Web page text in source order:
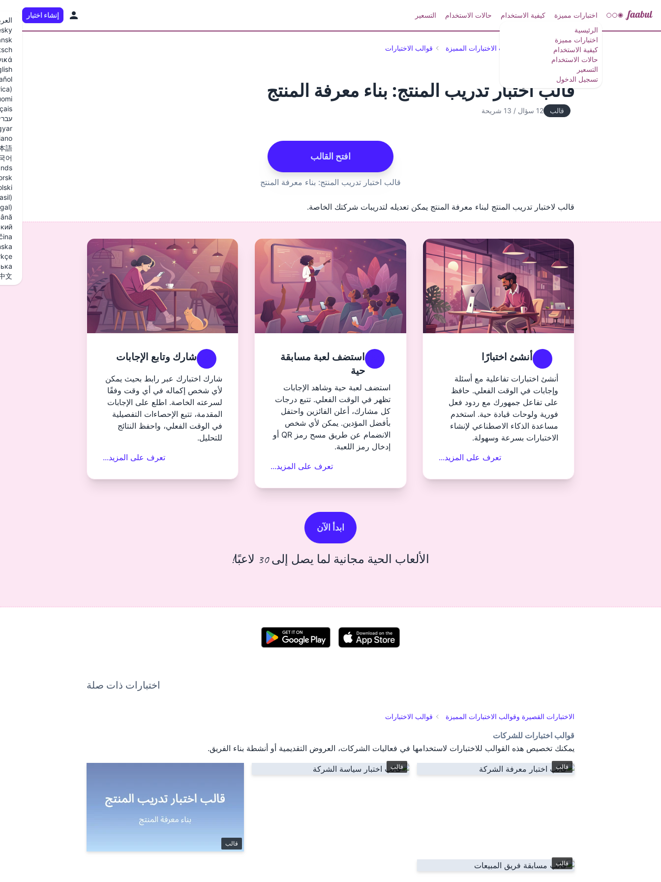
الرئيسية
اختبارات مميزة
كيفية الاستخدام
حالات الاستخدام
التسعير
تسجيل الدخول
اختبارات مميزة كيفية الاستخدام حالات الاستخدام التسعير إنشاء اختبار
語
어
文
الاختبارات القصيرة وقوالب الاختبارات المميزة قوالب الاختبارات
قالب اختبار تدريب المنتج: بناء معرفة المنتج
قالب 12 سؤال / 13 شريحة
افتح القالب
قالب اختبار تدريب المنتج: بناء معرفة المنتج
قالب لاختبار تدريب المنتج لبناء معرفة المنتج يمكن تعديله لتدريبات شركتك الخاصة.
أنشئ اختبارًا
أنشئ اختبارات تفاعلية مع أسئلة
وإجابات في الوقت الفعلي. حافظ
على تفاعل جمهورك مع ردود فعل
فورية ولوحات قيادة حية. استخدم
مساعدة الذكاء الاصطناعي لإنشاء
الاختبارات بسرعة وسهولة.
تعرف على المزيد...
استضف لعبة مسابقة
حية
استضف لعبة حية وشاهد الإجابات
تظهر في الوقت الفعلي. تتبع درجات
كل مشارك، أعلن الفائزين واحتفل
بأفضل المؤدين. يمكن لأي شخص
الانضمام عن طريق مسح رمز QR أو
إدخال رمز اللعبة.
تعرف على المزيد...
شارك وتابع الإجابات
شارك اختبارك عبر رابط بحيث يمكن
لأي شخص إكماله في أي وقت وفقًا
لسرعته الخاصة. اطلع على الإجابات
المقدمة، تتبع الإحصاءات التفصيلية
في الوقت الفعلي، واحفظ النتائج
للتحليل.
تعرف على المزيد...
ابدأ الآن
الألعاب الحية مجانية لما يصل إلى 30 لاعبًا!
اختبارات ذات صلة
الاختبارات القصيرة وقوالب الاختبارات المميزة قوالب الاختبارات
قوالب اختبارات للشركات
يمكنك تخصيص هذه القوالب للاختبارات لاستخدامها في فعاليات الشركات، العروض التقديمية أو أنشطة بناء الفريق.
قالب قالب
قالب
قالب